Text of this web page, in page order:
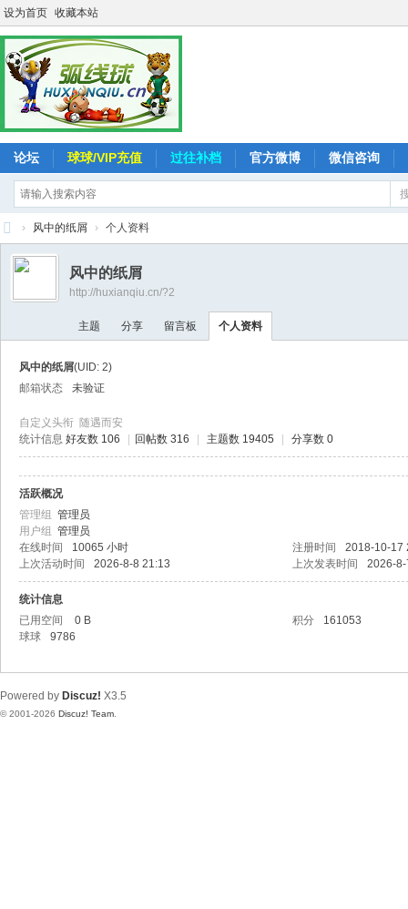
设为首页 收藏本站
论坛 球球/VIP充值 过往补档 官方微博 微信咨询
弧
球
› 风中的纸屑 › 个人资料
风中的纸屑
http://huxianqiu.cn/?2
主题 分享 留言板 个人资料
风中的纸屑(UID: 2)
邮箱状态
未验证
自定义头衔 随遇而安
统计信息 好友数 106 回帖数 316 主题数 19405 分享数 0
活跃概况
管理组 管理员
用户组 管理员
在线时间
10065 小时 注册时间
2018-10-17
上次活动时间
2026-8-8 21:13 上次发表时间 2026-
统计信息
已用空间
0 B 积分
161053
球球
9786
Powered by Discuz! X3.5
© 2001-2026 Discuz! Team